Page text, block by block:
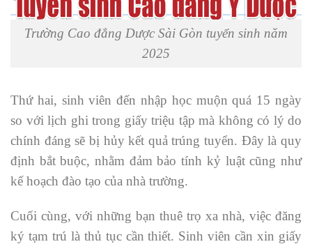
Trường Cao đẳng Dược Sài Gòn tuyển sinh năm
2025
Thứ hai, sinh viên đến nhập học muộn quá 15 ngày
so với lịch ghi trong giấy triệu tập mà không có lý do
chính đáng sẽ bị hủy kết quả trúng tuyển. Đây là quy
định bắt buộc, nhằm đảm bảo tính kỷ luật cũng như
kế hoạch đào tạo của nhà trường.
Cuối cùng, với những bạn thuê trọ xa nhà, việc đăng
ký tạm trú là thủ tục cần thiết. Sinh viên cần xin giấy